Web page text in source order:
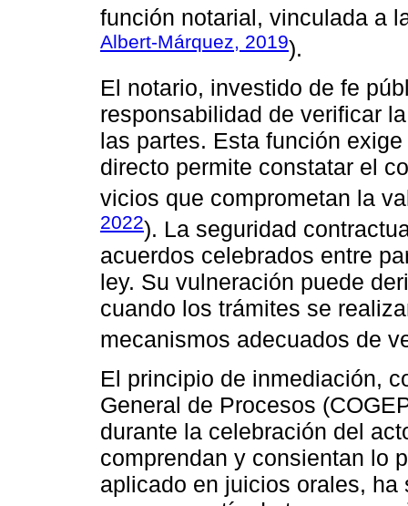
función notarial, vinculada a
Albert-Márquez, 2019).
El notario, investido de fe
responsabilidad de verificar
las partes. Esta función
directo permite constatar el
vicios que comprometan la
2022). La seguridad
acuerdos celebrados entre
ley. Su vulneración puede
cuando los trámites se
mecanismos adecuados de
El principio de inmediación,
General de Procesos
durante la celebración del
comprendan y consientan lo
aplicado en juicios orales,